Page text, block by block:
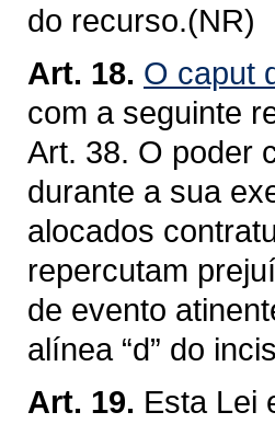
do recurso.(NR)
Art. 18. O caput
com a seguinte
Art. 38. O poder
durante a sua
alocados
repercutam
de evento
alínea “d” do
Art. 19. Esta Lei